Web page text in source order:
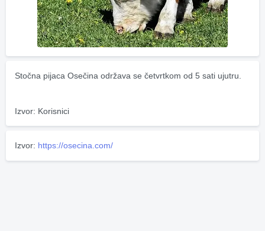
Stočna pijaca Osečina održava se četvrtkom od 5 sati ujutru.
Izvor: Korisnici
Izvor: https://osecina.com/